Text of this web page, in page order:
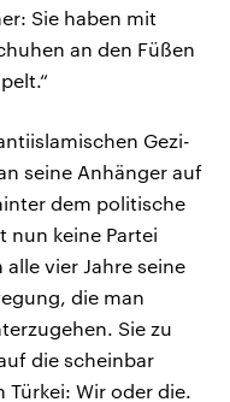
Sie haben mit
an den Füßen
Gezi-
seine Anhänger auf
dem politische
nun keine Partei
vier Jahre seine
die man
Sie zu
die scheinbar
Türkei: Wir oder die.